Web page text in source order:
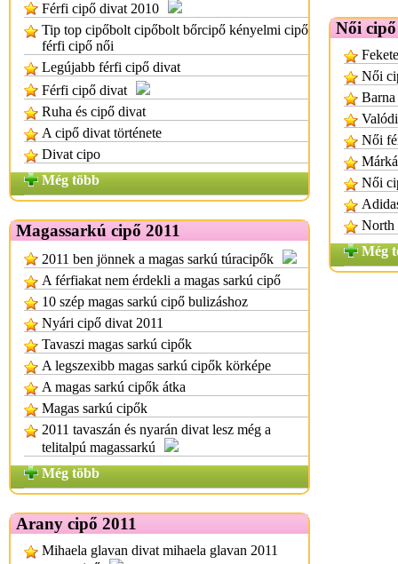
Férfi cipő divat 2010
Tip top cipőbolt cipőbolt bőrcipő kényelmi cipő
férfi cipő női
Legújabb férfi cipő divat
Férfi cipő divat
Ruha és cipő divat
A cipő divat története
Divat cipo
Még több
Magassarkú cipő 2011
2011 ben jönnek a magas sarkú túracipők
A férfiakat nem érdekli a magas sarkú cipő
10 szép magas sarkú cipő bulizáshoz
Nyári cipő divat 2011
Tavaszi magas sarkú cipők
A legszexibb magas sarkú cipők körképe
A magas sarkú cipők átka
Magas sarkú cipők
2011 tavaszán és nyarán divat lesz még a
telitalpú magassarkú
Még több
Arany cipő 2011
Mihaela glavan divat mihaela glavan 2011
Női
Női
Női
Női
North
Még